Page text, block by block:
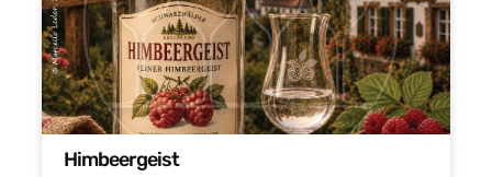
Himbeergeist